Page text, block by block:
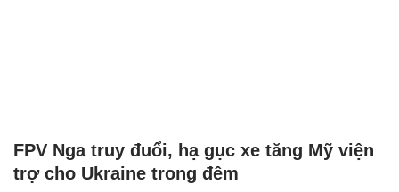
FPV Nga truy đuổi, hạ gục xe tăng Mỹ viện
trợ cho Ukraine trong đêm